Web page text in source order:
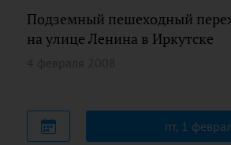
Подземный пешеходный
на улице Ленина в Иркутске
пт, 1